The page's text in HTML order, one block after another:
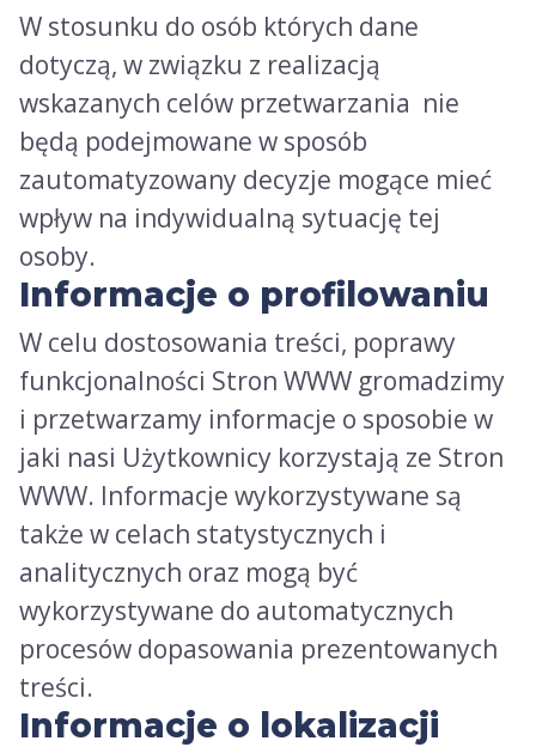
W stosunku do osób których dane
dotyczą, w związku z realizacją
wskazanych celów przetwarzania nie
będą podejmowane w sposób
zautomatyzowany decyzje mogące mieć
wpływ na indywidualną sytuację tej
osoby.
Informacje o profilowaniu
W celu dostosowania treści, poprawy
funkcjonalności Stron WWW gromadzimy
i przetwarzamy informacje o sposobie w
jaki nasi Użytkownicy korzystają ze Stron
WWW. Informacje wykorzystywane są
także w celach statystycznych i
analitycznych oraz mogą być
wykorzystywane do automatycznych
procesów dopasowania prezentowanych
treści.
Informacje o lokalizacji